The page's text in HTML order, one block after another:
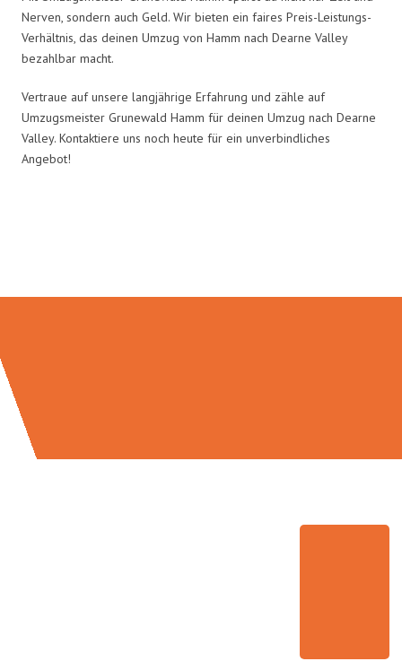
Nerven, sondern auch Geld. Wir bieten ein faires Preis-Leistungs-
Verhältnis, das deinen Umzug von Hamm nach Dearne Valley
bezahlbar macht.
Vertraue auf unsere langjährige Erfahrung und zähle auf
Umzugsmeister Grunewald Hamm für deinen Umzug nach Dearne
Valley. Kontaktiere uns noch heute für ein unverbindliches
Angebot!